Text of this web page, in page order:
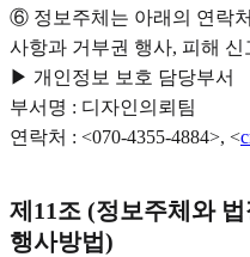
⑥ 정보주체는 아래의 연락
사항과 거부권 행사, 피해
▶ 개인정보 보호 담당부서
부서명 : 디자인의뢰팀
연락처 : <070-4355-4884>, <
제11조 (정보주체와
행사방법)